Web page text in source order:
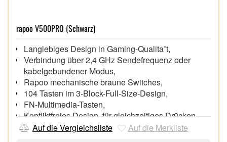
rapoo V500PRO (Schwarz)
Langlebiges Design in Gaming-Qualita¨t,
Verbindung über 2,4 GHz Sendefrequenz oder
kabelgebundener Modus,
Rapoo mechanische braune Switches,
104 Tasten im 3-Block-Full-Size-Design,
FN-Multimedia-Tasten,
Konfliktfreies Design, für gleichzeitiges Drücken
einer beliebigen Anzahl von Tasten
Auf die Vergleichsliste Auf die Merkliste